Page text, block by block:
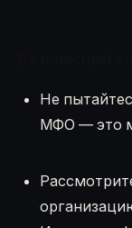
Не
МФО — это